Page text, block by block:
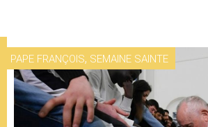
PAPE FRANÇOIS, SEMAINE SAINTE